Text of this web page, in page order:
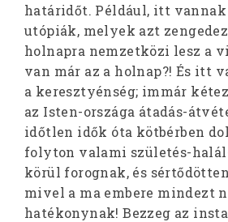
határidőt. Például, itt
utópiák, melyek azt
holnapra nemzetközi lesz a
van már az a holnap?! És itt
a keresztyénség; immár
az Isten-országa átadás-
időtlen idők óta kötbérben
folyton valami születés-
körül forognak, és
mivel a ma embere mindezt
hatékonynak! Bezzeg az